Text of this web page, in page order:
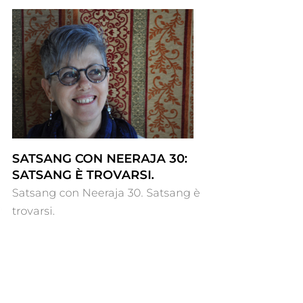
SATSANG CON NEERAJA 30:
SATSANG È TROVARSI.
Satsang con Neeraja 30. Satsang è
trovarsi.